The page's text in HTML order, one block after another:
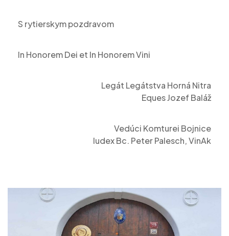
S rytierskym pozdravom
In Honorem Dei et In Honorem Vini
Legát Legátstva Horná Nitra
Eques Jozef Baláž
Vedúci Komturei Bojnice
Iudex Bc. Peter Palesch, VinAk